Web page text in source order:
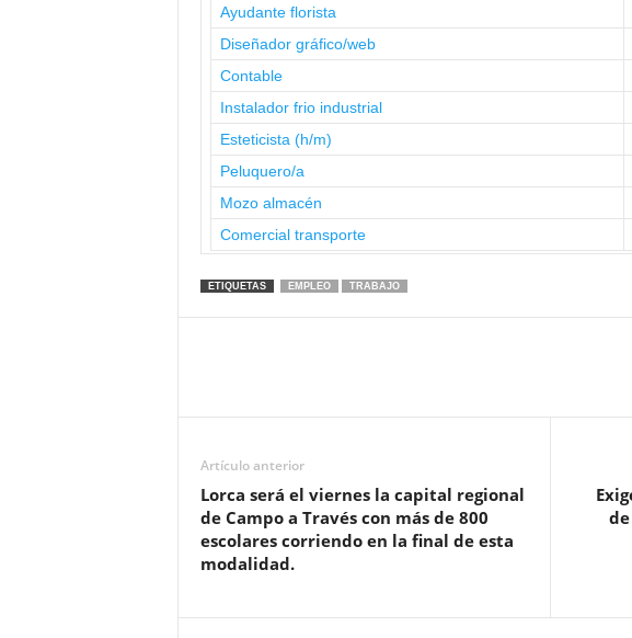
Ayudante florista
Diseñador gráfico/web
Contable
Instalador frio industrial
Esteticista (h/m)
Peluquero/a
Mozo almacén
Comercial transporte
ETIQUETAS EMPLEO TRABAJO
Artículo anterior
Lorca será el viernes la capital regional
de Campo a Través con más de 800
escolares corriendo en la final de esta
modalidad.